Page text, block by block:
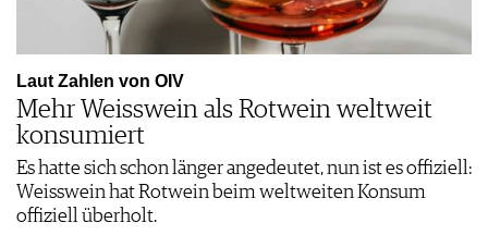
Laut Zahlen von OIV
Mehr Weisswein als Rotwein weltweit
konsumiert
Es hatte sich schon länger angedeutet, nun ist es offiziell:
Weisswein hat Rotwein beim weltweiten Konsum
offiziell überholt.